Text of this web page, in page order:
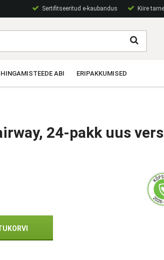
Sertifitseeritud e-kaubandus Kiire
HINGAMISTEEDE ABI ERIPAKKUMISED
24-pakk uus